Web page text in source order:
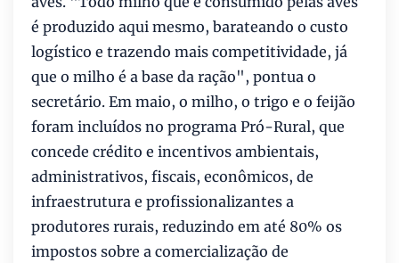
é produzido aqui mesmo, barateando o custo
logístico e trazendo mais competitividade, já
que o milho é a base da ração", pontua o
secretário. Em maio, o milho, o trigo e o feijão
foram incluídos no programa Pró-Rural, que
concede crédito e incentivos ambientais,
administrativos, fiscais, econômicos, de
infraestrutura e profissionalizantes a
produtores rurais, reduzindo em até 80% os
impostos sobre a comercialização de